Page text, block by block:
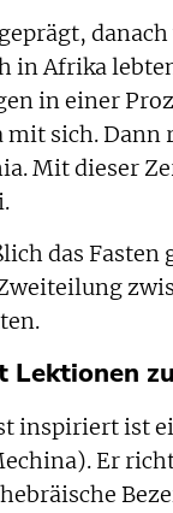
in Afrika
in einer
sich. Dann
Mit dieser
das
inspiriert ist
Er